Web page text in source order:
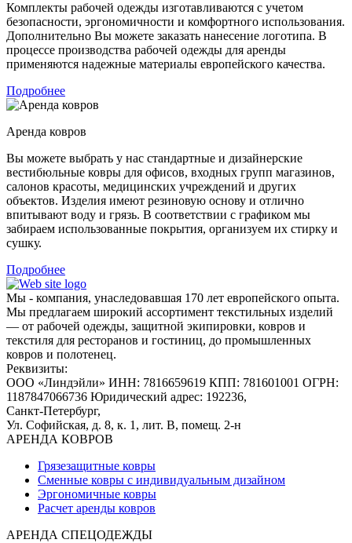
Комплекты рабочей одежды изготавливаются с учетом
безопасности, эргономичности и комфортного использования.
Дополнительно Вы можете заказать нанесение логотипа. В
процессе производства рабочей одежды для аренды
применяются надежные материалы европейского качества.
Подробнее
Аренда ковров
Вы можете выбрать у нас стандартные и дизайнерские
вестибюльные ковры для офисов, входных групп магазинов,
салонов красоты, медицинских учреждений и других
объектов. Изделия имеют резиновую основу и отлично
впитывают воду и грязь. В соответствии с графиком мы
забираем использованные покрытия, организуем их стирку и
сушку.
Подробнее
Мы - компания, унаследовавшая 170 лет европейского опыта.
Мы предлагаем широкий ассортимент текстильных изделий
— от рабочей одежды, защитной экипировки, ковров и
текстиля для ресторанов и гостиниц, до промышленных
ковров и полотенец.
Реквизиты:
ООО «Линдэйли» ИНН: 7816659619 КПП: 781601001 ОГРН:
1187847066736 Юридический адрес: 192236,
Санкт-Петербург,
Ул. Софийская, д. 8, к. 1, лит. В, помещ. 2-н
АРЕНДА КОВРОВ
Грязезащитные ковры
Сменные ковры с индивидуальным дизайном
Эргономичные ковры
Расчет аренды ковров
АРЕНДА СПЕЦОДЕЖДЫ